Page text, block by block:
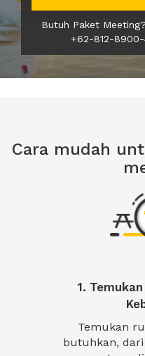
Butuh Paket
+62-812-
Cara mudah
1.
Temukan
butuhkan,